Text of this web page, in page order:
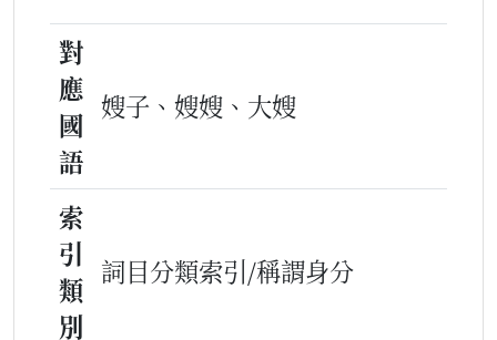
對
應
國
語
嫂子、嫂嫂、大嫂
索
引
類
別
詞目分類索引/稱謂身分